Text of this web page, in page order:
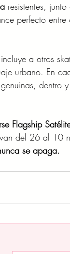
resistentes,
perfecto entre
a otros
urbano. En
dentro
Flagship
del 26 al 10
se apaga.